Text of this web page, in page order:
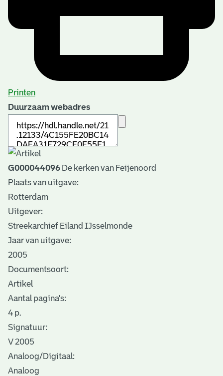
Printen
Duurzaam webadres
G000044096 De kerken van Feijenoord
Plaats van uitgave:
Rotterdam
Uitgever:
Streekarchief Eiland IJsselmonde
Jaar van uitgave:
2005
Documentsoort:
Artikel
Aantal pagina's:
4 p.
Signatuur:
V 2005
Analoog/Digitaal:
Analoog